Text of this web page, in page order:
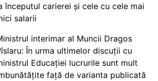
începutul carierei și cele cu cele mai
salarii
interimar al Muncii Dragos
În urma ultimelor discuții cu
Educației lucrurile sunt mult
față de varianta publicată